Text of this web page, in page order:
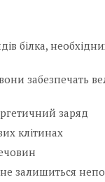
білка,
забезпечать
заряд
клітинах
не залишиться